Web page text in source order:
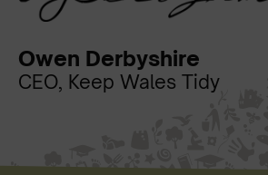
Owen Derbyshire
CEO, Keep Wales Tidy